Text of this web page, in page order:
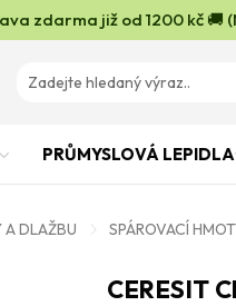
zdarma již od 1200 kč 🚚
PRŮMYSLOVÁ LEPIDLA
A DLAŽBU SPÁROVACÍ
CERESIT